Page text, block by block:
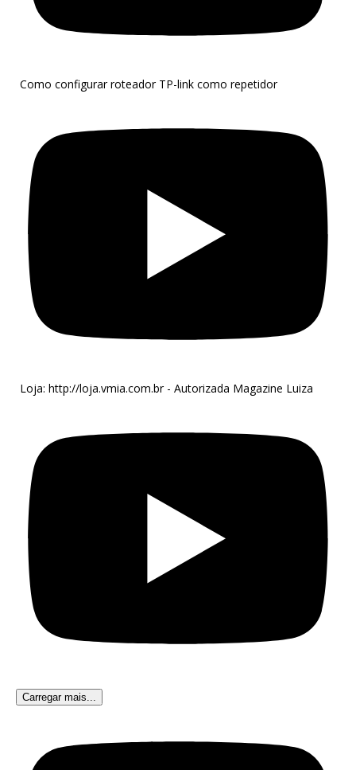
Como configurar roteador TP-link como repetidor
Loja: http://loja.vmia.com.br - Autorizada Magazine Luiza
Carregar mais...